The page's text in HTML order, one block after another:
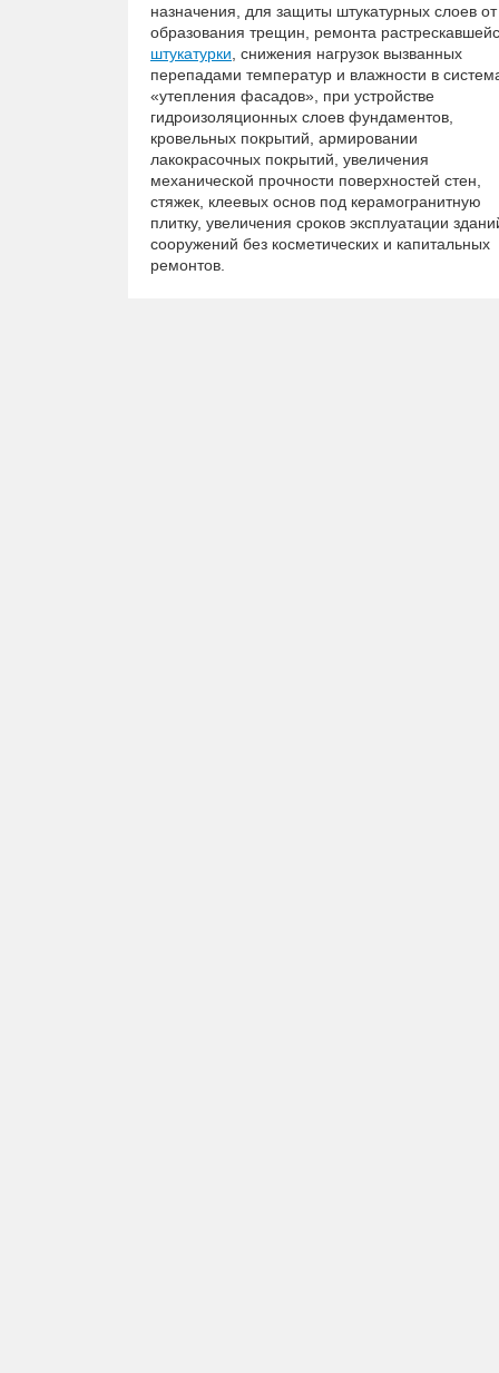
назначения, для защиты штукатурных слоев от
образования трещин, ремонта
штукатурки , снижения нагрузок вызванных
перепадами температур и влажности в
«утепления фасадов», при устройстве
гидроизоляционных слоев фундаментов,
кровельных покрытий, армировании
лакокрасочных покрытий, увеличения
механической прочности поверхностей стен,
стяжек, клеевых основ под керамогранитную
плитку, увеличения сроков эксплуатации
сооружений без косметических и капитальных
ремонтов.